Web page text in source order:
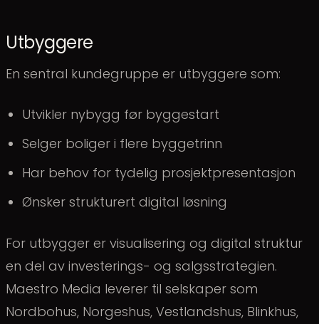
Utbyggere
En sentral kundegruppe er utbyggere som:
Utvikler nybygg før byggestart
Selger boliger i flere byggetrinn
Har behov for tydelig prosjektpresentasjon
Ønsker strukturert digital løsning
For utbygger er visualisering og digital struktur
en del av investerings- og salgsstrategien.
Maestro Media leverer til selskaper som
Nordbohus, Norgeshus, Vestlandshus, Blinkhus,